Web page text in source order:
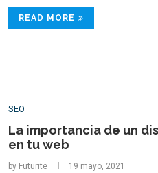
READ MORE
SEO
La importancia de un
en tu web
by Futurite 19 mayo, 2021